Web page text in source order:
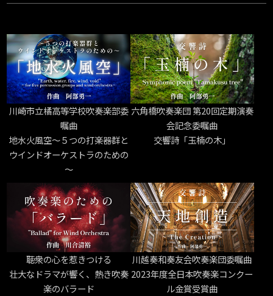
川崎市立橘高等学校吹奏楽部委
嘱曲
地水火風空～５つの打楽器群と
ウインドオーケストラのための
～
六角橋吹奏楽団 第20回定期演奏
会記念委嘱曲
交響詩「玉楠の木」
聴衆の心を惹きつける
壮大なドラマが響く、熱き吹奏
楽のバラード
川越奏和奏友会吹奏楽団委嘱曲
2023年度全日本吹奏楽コンクー
ル金賞受賞曲